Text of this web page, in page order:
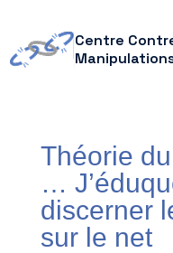
Centre
Théorie
…
discerner
sur le net